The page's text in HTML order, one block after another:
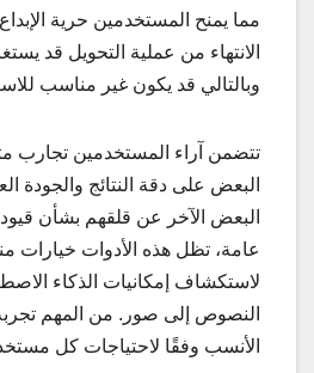
مما يمنح المستخدمين حرية
الانتهاء من عملية التحويل قد
وبالتالي قد يكون غير مناسب
تتضمن آراء المستخدمين تجارب
البعض على دقة النتائج والجودة
البعض الآخر عن قلقهم بشأن
عامة، تظل هذه الأدوات خيارات
لاستكشاف إمكانيات الذكاء
النصوص إلى صور. من المهم تجربة
الأنسب وفقًا لاحتياجات كل